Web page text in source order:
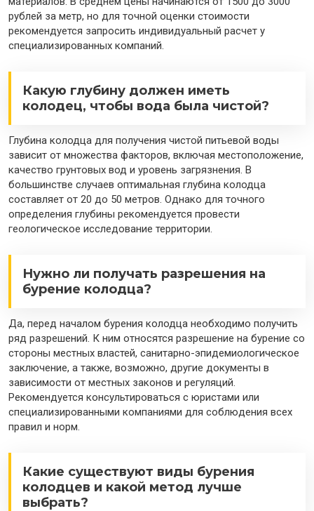
рублей за метр, но для точной оценки стоимости
рекомендуется запросить индивидуальный расчет у
специализированных компаний.
Какую глубину должен иметь
колодец, чтобы вода была чистой?
Глубина колодца для получения чистой питьевой воды
зависит от множества факторов, включая местоположение,
качество грунтовых вод и уровень загрязнения. В
большинстве случаев оптимальная глубина колодца
составляет от 20 до 50 метров. Однако для точного
определения глубины рекомендуется провести
геологическое исследование территории.
Нужно ли получать разрешения на
бурение колодца?
Да, перед началом бурения колодца необходимо получить
ряд разрешений. К ним относятся разрешение на бурение со
стороны местных властей, санитарно-эпидемиологическое
заключение, а также, возможно, другие документы в
зависимости от местных законов и регуляций.
Рекомендуется консультироваться с юристами или
специализированными компаниями для соблюдения всех
правил и норм.
Какие существуют виды бурения
колодцев и какой метод лучше
выбрать?